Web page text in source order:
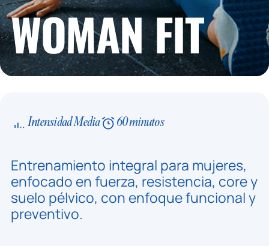
WOMAN FIT
Intensidad Media 60 minutos
Entrenamiento integral para mujeres,
enfocado en fuerza, resistencia, core y
suelo pélvico, con enfoque funcional y
preventivo.